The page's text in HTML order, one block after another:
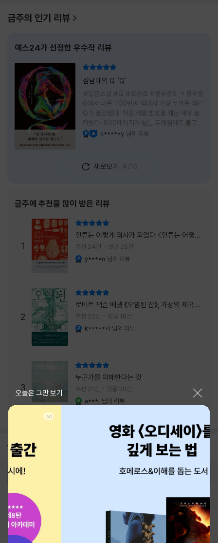
금주의 인기 리뷰
예스24가 선정한 우수작 리뷰
삼남매의 Q. 'Q'
#일본소설 #Q #오승호 #블루홀6 * 블루홀
6에서 나온 100번째 책이자 가장 두꺼운 책인
Q가 출간됐다. 처음 책을 받았을 때는 매우 놀
라웠다. 800페이지가 넘는 두께임에도 불구하
고 생각보다 책이 가벼웠다. 여기에 측면을 영
제목이 Q란다. 처음 제목을 봤을 때 나는 질문
을 의미하는 Question을 떠올렸다. 하지만 이
려는 걸까, 아니면 같이 논의를 하자는 걸까 고
개를 갸웃거리며 책을 펴들었다. * 틈만 나면
경적을 울리고 욕을 입에 달고 사는 선배와 일
하고 있는 하치. 히토미 클린이라는 청소업체
직원으로 일하는 그녀가 바라는 것은 그저 고요
한
k*****y 님의 리뷰
새로보기 4/10
금주에 추천을 많이 받은 리뷰
1
인류는 이렇게 역사가 되었다 <인류는 어떻게
역사가 되었나>
추천 24건 댓글 25건
y****n 님의 리뷰
2
로버트 잭슨 베넷 《오염된 잔》, 가상의 제국이
주는 실감과 미스터리 사건의 치밀함이 이루어
내는 최상의 시너지...
추천 22건 댓글 18건
k******i 님의 리뷰
3
누군가를 이해한다는 것
추천 21건 댓글 20건
a***i 님의 리뷰
공지 26년 NBCI 수상 안내
2026-08-01
오늘은 그만 보기
최근 본 상품 주문/배송
고객센터 1544-3800
중고샵 1566-4295
예스이십사(주) 사업자 정보
개인정보처리방침
청소년보호정책